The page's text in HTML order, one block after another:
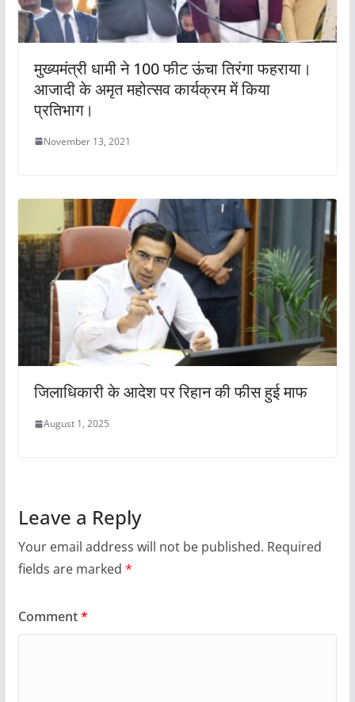
मुख्यमंत्री धामी ने 100 फीट ऊंचा तिरंगा फहराया।
आजादी के अमृत महोत्सव कार्यक्रम में किया
प्रतिभाग।
November 13, 2021
जिलाधिकारी के आदेश पर रिहान की फीस हुई माफ
August 1, 2025
Leave a Reply
Your email address will not be published. Required
fields are marked *
Comment*